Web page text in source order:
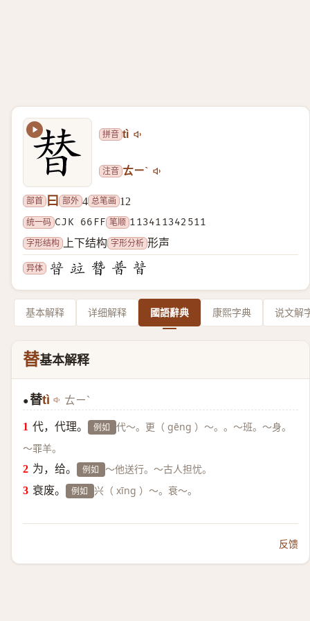
拼音 tì
注音 ㄊㄧˋ
部首 曰 部外 4 总笔画 12
统一码 CJK 66FF 笔顺 113411342511
字形结构
上下结构 字形分析 形声
异体
基本解释 详细解释 國語辭典 康熙字典 说文解
替基本解释
●替tì ㄊㄧˋ
代，代理。 例如 代～。更（ gēng ）～。。～班。～身。
～罪羊。
为，给。 例如 ～他送行。～古人担忧。
衰废。 例如 兴（ xīng ）～。衰～。
反馈